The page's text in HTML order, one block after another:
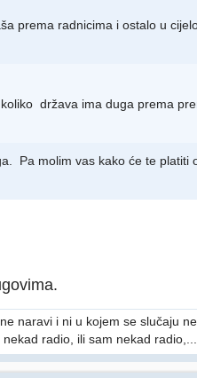
prema radnicima i ostalo u
država ima duga prema
Pa molim vas kako će te platiti
naravi i ni u kojem se slučaju
radio, ili sam nekad radio,...